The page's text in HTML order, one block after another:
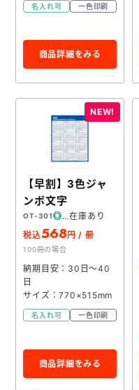
名入れ可 一色印刷
商品詳細をみる
【早割】3色ジャ
ンボ文字
OT-301
在庫あり
税込568 円 / 冊
100冊の場合
納期目安：30日～40
日
サイズ：770×515mm
名入れ可 一色印刷
商品詳細をみる